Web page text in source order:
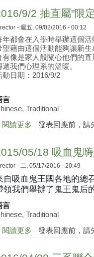
9/2 抽直屬"限
- 週五, 09/02/2016 - 00:12
年都會在入學時舉辦這個活
望藉由這個活動能夠讓新
有像是家人般關心他們的
遞我們心理系的溫暖。
動日期：2016/9/2
言
Traditional
閱讀更多 關於2016/9/2 抽直
發表回應前，請
05/18 吸血鬼
- 二, 05/17/2016 - 20:49
自吸血鬼王國各地的總
領我們舉辦了鬼王鬼后
言
Traditional
閱讀更多 關於2015/05/18 吸
發表回應前，請